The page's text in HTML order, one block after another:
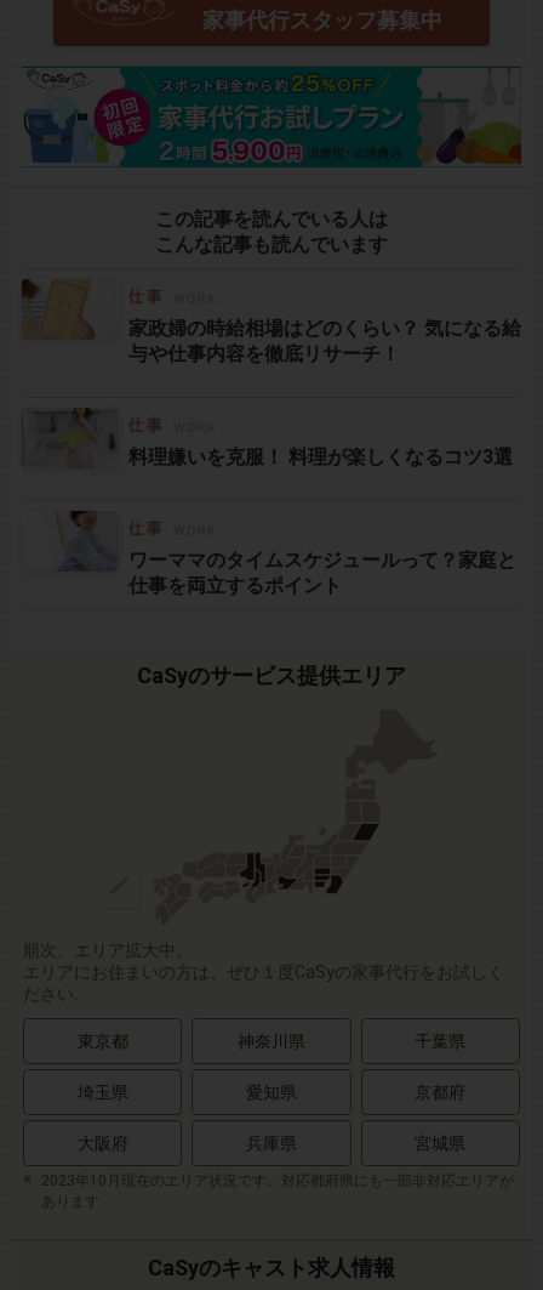
家事代行スタッフ募集中
この記事を読んでいる人は
こんな記事も読んでいます
家政婦の時給相場はどのくらい？ 気になる給
与や仕事内容を徹底リサーチ！
料理嫌いを克服！ 料理が楽しくなるコツ3選
ワーママのタイムスケジュールって？家庭と
仕事を両立するポイント
CaSyのサービス提供エリア
順次、エリア拡大中。
エリアにお住まいの方は、ぜひ１度CaSyの家事代行をお試しく
ださい。
東京都 神奈川県 千葉県
埼玉県 愛知県 京都府
大阪府 兵庫県 宮城県
2023年10月現在のエリア状況です。対応都府県にも一部非対応エリアが
あります
CaSyのキャスト求人情報